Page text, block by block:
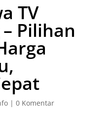
TV
Pilihan
| 0 Komentar